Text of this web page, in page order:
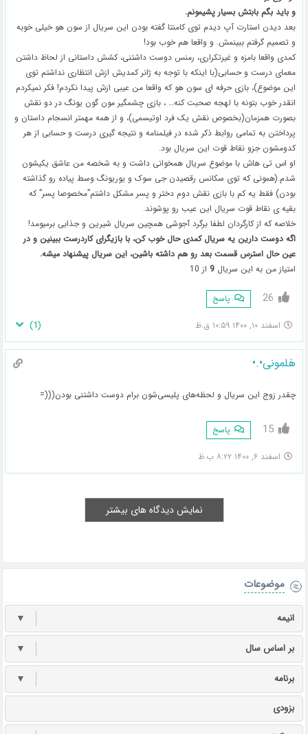
و باید بگم بابتش بسیار پشیمونم.
بعد دیدن استارت آپ دیدم توی کامنتا گفته بودن این سریال از سون هو خیلی خوبه
و تصمیم گرفتم ببینمش. و واقعا هم خوب بود!
کمدی واقعا بامزه و غیرتکراری، رمنس دوست داشتنی، کشش داستانی از لحاظ داشتن
معمای درست و حسابی(با اینکه با توجه به ژانر کمدیش ازش انتظاری نداشتم توی
این موضوع)، بازی حرفه ای سون هو که واقعا من عیبی ازش پیدا نکردم! فکر نمیکردم
انقدر خوب بتونه با لهجه صحبت کنه… ، بازی چشمگیر مون گون یونگ در دو نقش
بصورت همزمان(بخصوص نقش یک فرد اوتیسمی)، و از همه مهمتر انسجام داستان و
پرداختن به تمامی روابط ذکر شده در فیلمنامه و نتیجه گیری درست و حسابی از هر
کدومشون جزو نقاط قوت این سریال بود.
او اس تی هاش با موضوع سریال همخوانی داشت و به شخصه من عاشق یکیشون
شدم.(همونی که توی سکانس رقصیدن جی سوک و یوریونگ وسط پیاده رو گذاشته
بودن) فقط یه کم با بازی نقش دوم دختر و پسر مشکل داشتم”مخصوصا پسر” که
بقیه ی نقاط قوت سریال این عیب رو پوشوند.
خلاصه که از کارگردان لطفا برگرد آجوشی همچین سریال شیرین و جذابی برمیومد!
اگه دوست دارین یه سریال کمدی حال خوب کن، با بازیگرای کاردرست ببینین و در
عین حال استرس قسمت بعد رو هم داشته باشین، این سریال پیشنهاد میشه.
امتیاز من به این سریال 9 از 10
26 پاسخ
اسفند ۱۰, ۱۴۰۰ ۱۰:۵۹ ق.ظ (
1
)
هَلمونی•.•
چقدر زوج این سریال و لحظه‌های پلیسی‌شون برام دوست داشتنی بودن(((=
15 پاسخ
اسفند ۶, ۱۴۰۰ ۸:۲۲ ب.ظ
نمایش دیدگاه های بیشتر
موضوعات
انیمه ▼
بر اساس سال ▼
برنامه ▼
بزودی